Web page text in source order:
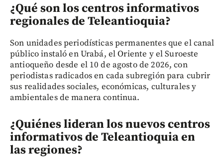
¿Qué son los centros informativos
regionales de Teleantioquia?
Son unidades periodísticas permanentes que el canal
público instaló en Urabá, el Oriente y el Suroeste
antioqueño desde el 10 de agosto de 2026, con
periodistas radicados en cada subregión para cubrir
sus realidades sociales, económicas, culturales y
ambientales de manera continua.
¿Quiénes lideran los nuevos centros
informativos de Teleantioquia en
las regiones?